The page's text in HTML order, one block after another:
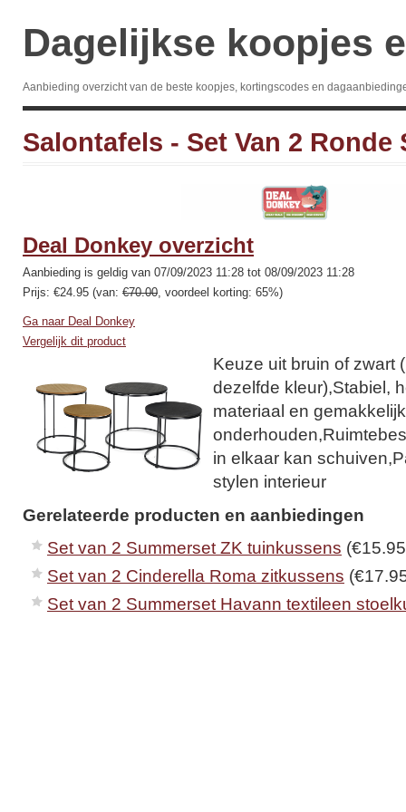
Dagelijkse koopjes
Aanbieding overzicht van de beste koopjes, kortingscodes en
Salontafels - Set Van 2 Ronde
Deal Donkey overzicht
Aanbieding is geldig van 07/09/2023 11:28 tot 08/09/2023 11:28
Prijs: €24.95 (van: €70.00, voordeel korting: 65%)
Ga naar Deal Donkey
Vergelijk dit product
Keuze uit bruin of zwart
dezelfde kleur),Stabiel,
materiaal en
in elkaar kan
stylen interieur
Gerelateerde producten en aanbiedingen
Set van 2 Summerset ZK tuinkussens
Set van 2 Cinderella Roma zitkussens
Set van 2 Summerset Havann textileen